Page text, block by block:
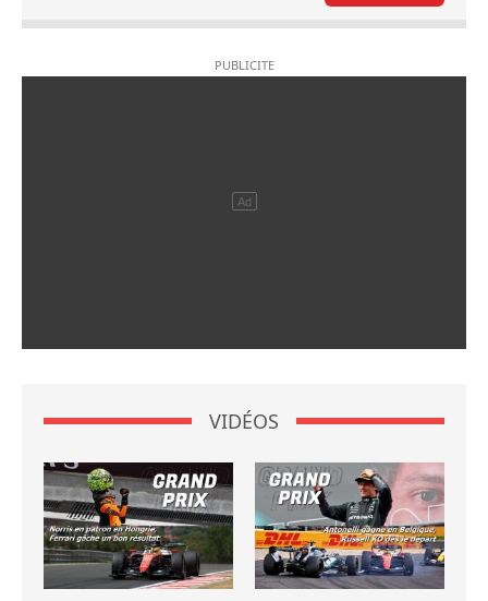
VIDÉOS